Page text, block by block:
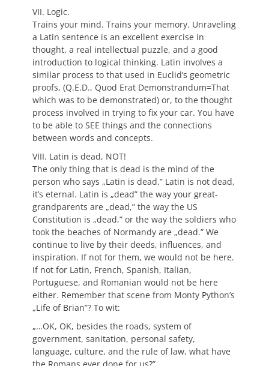
VII. Logic.
Trains your mind. Trains your memory. Unraveling
a Latin sentence is an excellent exercise in
thought, a real intellectual puzzle, and a good
introduction to logical thinking. Latin involves a
similar process to that used in Euclid’s geometric
proofs, (Q.E.D., Quod Erat Demonstrandum=That
which was to be demonstrated) or, to the thought
process involved in trying to fix your car. You have
to be able to SEE things and the connections
between words and concepts.
VIII. Latin is dead, NOT!
The only thing that is dead is the mind of the
person who says „Latin is dead.” Latin is not dead,
it’s eternal. Latin is „dead” the way your great-
grandparents are „dead,” the way the US
Constitution is „dead,” or the way the soldiers who
took the beaches of Normandy are „dead.” We
continue to live by their deeds, influences, and
inspiration. If not for them, we would not be here.
If not for Latin, French, Spanish, Italian,
Portuguese, and Romanian would not be here
either. Remember that scene from Monty Python’s
„Life of Brian”? To wit:
„…OK, OK, besides the roads, system of
government, sanitation, personal safety,
language, culture, and the rule of law, what have